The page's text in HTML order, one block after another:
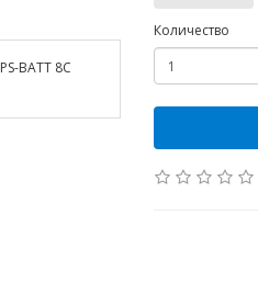
BATT 8C
Количество